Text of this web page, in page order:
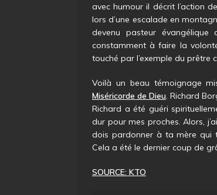
avec humour il décrit l’action
lors d’une escalade en
devenu pasteur
constamment à faire la
touché par l’exemple du prêtre
Voilà un beau témoignage
Miséricorde de Dieu . Richard
Richard a été guéri
dur pour mes proches. Alors,
dois pardonner à ta mère qui
Cela a été le dernier coup de
SOURCE: KTO